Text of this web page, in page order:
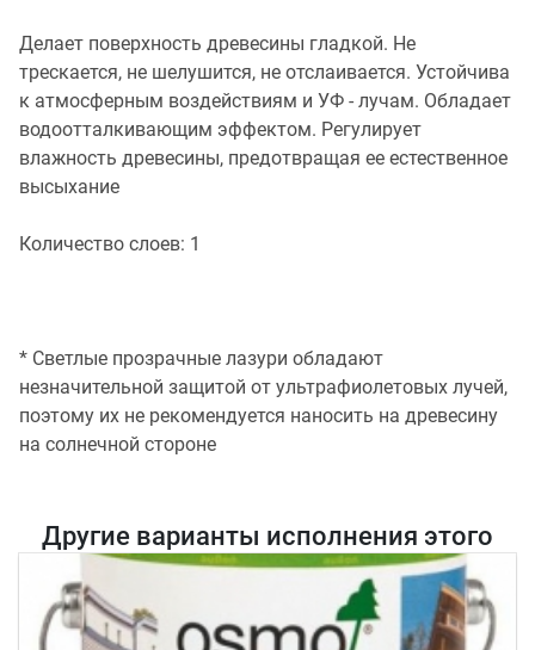
Делает поверхность древесины гладкой. Не
трескается, не шелушится, не отслаивается. Устойчива
к атмосферным воздействиям и УФ - лучам. Обладает
водоотталкивающим эффектом. Регулирует
влажность древесины, предотвращая ее естественное
высыхание
Количество слоев: 1
* Светлые прозрачные лазури обладают
незначительной защитой от ультрафиолетовых лучей,
поэтому их не рекомендуется наносить на древесину
на солнечной стороне
Другие варианты исполнения этого
товара